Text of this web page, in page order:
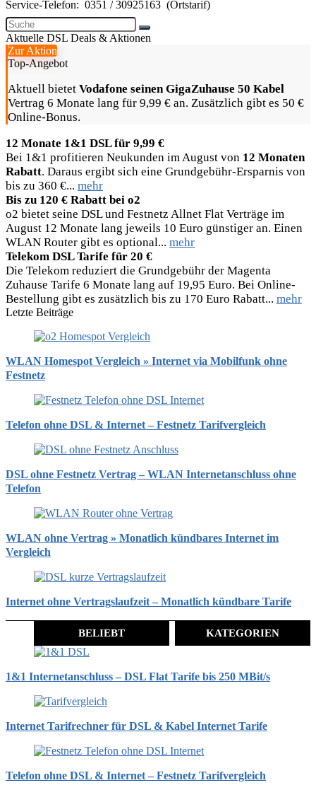
Service-Telefon: 0351 / 30925163 (Ortstarif)
Aktuelle DSL Deals & Aktionen
Zur Aktion
Top-Angebot
Aktuell bietet Vodafone seinen GigaZuhause 50 Kabel
Vertrag 6 Monate lang für 9,99 € an. Zusätzlich gibt es 50 €
Online-Bonus.
12 Monate 1&1 DSL für 9,99 €
Bei 1&1 profitieren Neukunden im August von 12 Monaten
Rabatt. Daraus ergibt sich eine Grundgebühr-Ersparnis von
bis zu 360 €... mehr
Bis zu 120 € Rabatt bei o2
o2 bietet seine DSL und Festnetz Allnet Flat Verträge im
August 12 Monate lang jeweils 10 Euro günstiger an. Einen
WLAN Router gibt es optional... mehr
Telekom DSL Tarife für 20 €
Die Telekom reduziert die Grundgebühr der Magenta
Zuhause Tarife 6 Monate lang auf 19,95 Euro. Bei Online-
Bestellung gibt es zusätzlich bis zu 170 Euro Rabatt... mehr
Letzte Beiträge
WLAN Homespot Vergleich » Internet via Mobilfunk ohne
Festnetz
Telefon ohne DSL & Internet – Festnetz Tarifvergleich
DSL ohne Festnetz Vertrag – WLAN Internetanschluss ohne
Telefon
WLAN ohne Vertrag » Monatlich kündbares Internet im
Vergleich
Internet ohne Vertragslaufzeit – Monatlich kündbare Tarife
BELIEBT KATEGORIEN
1&1 Internetanschluss – DSL Flat Tarife bis 250 MBit/s
Internet Tarifrechner für DSL & Kabel Internet Tarife
Telefon ohne DSL & Internet – Festnetz Tarifvergleich